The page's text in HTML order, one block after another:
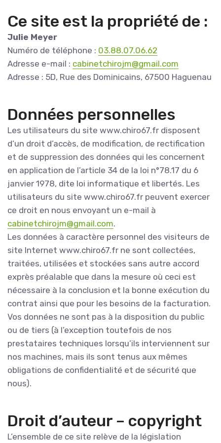
Ce site est la propriété de :
Julie Meyer
Numéro de téléphone : 03.88.07.06.62
Adresse e-mail : cabinetchirojm@gmail.com
Adresse : 5D, Rue des Dominicains, 67500 Haguenau
Données personnelles
Les utilisateurs du site www.chiro67.fr disposent
d’un droit d’accès, de modification, de rectification
et de suppression des données qui les concernent
en application de l’article 34 de la loi n°78.17 du 6
janvier 1978, dite loi informatique et libertés. Les
utilisateurs du site www.chiro67.fr peuvent exercer
ce droit en nous envoyant un e-mail à
cabinetchirojm@gmail.com.
Les données à caractère personnel des visiteurs de
site Internet www.chiro67.fr ne sont collectées,
traitées, utilisées et stockées sans autre accord
exprès préalable que dans la mesure où ceci est
nécessaire à la conclusion et la bonne exécution du
contrat ainsi que pour les besoins de la facturation.
Vos données ne sont pas à la disposition du public
ou de tiers (à l’exception toutefois de nos
prestataires techniques lorsqu’ils interviennent sur
nos machines, mais ils sont tenus aux mêmes
obligations de confidentialité et de sécurité que
nous).
Droit d’auteur – copyright
L’ensemble de ce site relève de la législation